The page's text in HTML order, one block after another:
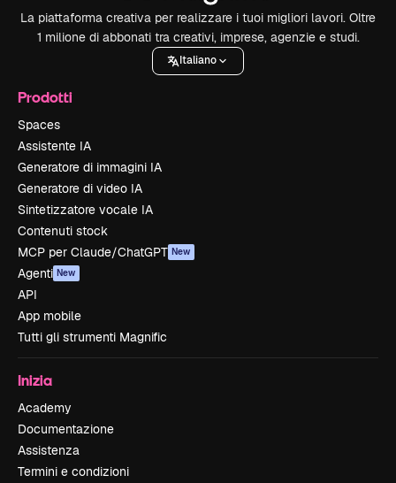
La piattaforma creativa per realizzare i tuoi migliori lavori. Oltre
1 milione di abbonati tra creativi, imprese, agenzie e studi.
Italiano
Prodotti
Spaces
Assistente IA
Generatore di immagini IA
Generatore di video IA
Sintetizzatore vocale IA
Contenuti stock
MCP per Claude/ChatGPT New
Agenti New
API
App mobile
Tutti gli strumenti Magnific
Inizia
Academy
Documentazione
Assistenza
Termini e condizioni